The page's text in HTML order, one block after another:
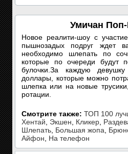
Умичан
Новое реалити-шоу с
пышнозадых подруг ждет
необходимо шлепать по
которые по очереди будут
булочки.За каждую
доллары, которые можно
шлепка или на новые
ротации.
Смотрите также: ТОП 100
Хентай
Экшен Кликер
Шлепать Большая жопа
Айфон
На телефон